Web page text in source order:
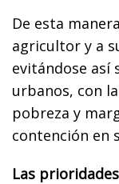
De esta
agricultor y a
evitándose así
urbanos, con
pobreza y
contención en
Las prioridades